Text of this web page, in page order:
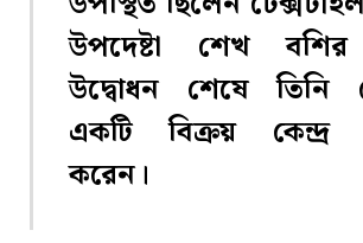
উপদেষ্টা শেখ বশির
উদ্বোধন শেষে তিনি
একটি বিক্রয় কেন্দ্র
করেন।